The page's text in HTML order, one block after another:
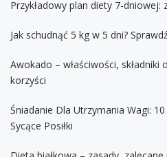
Przykładowy plan diety 7-dniowej:
Jak schudnąć 5 kg w 5 dni?
Awokado – właściwości, składniki
korzyści
Śniadanie Dla Utrzymania Wagi:
Sycące Posiłki